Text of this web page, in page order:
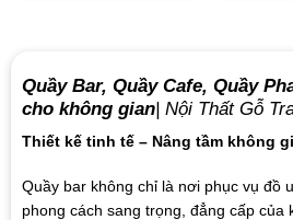
Quầy Bar, Quầy Cafe, Quầy
cho không gian| Nội Thất Gỗ
Thiết kế tinh tế – Nâng tầm không
Quầy bar không chỉ là nơi phục vụ đồ
phong cách sang trọng, đẳng cấp của